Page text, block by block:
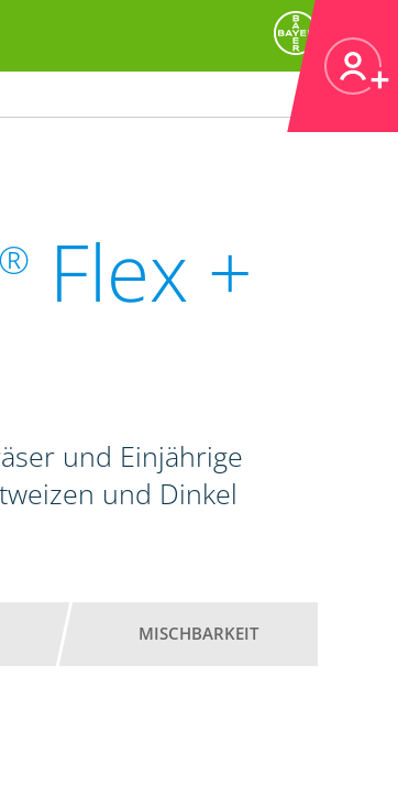
® Flex +
und Einjährige
und Dinkel
MISCHBARKEIT